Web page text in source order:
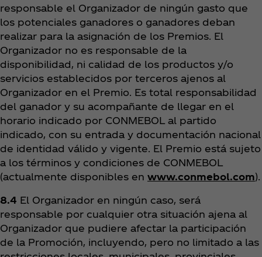
responsable el Organizador de ningún gasto que
los potenciales ganadores o ganadores deban
realizar para la asignación de los Premios. El
Organizador no es responsable de la
disponibilidad, ni calidad de los productos y/o
servicios establecidos por terceros ajenos al
Organizador en el Premio. Es total responsabilidad
del ganador y su acompañante de llegar en el
horario indicado por CONMEBOL al partido
indicado, con su entrada y documentación nacional
de identidad válido y vigente. El Premio está sujeto
a los términos y condiciones de CONMEBOL
(actualmente disponibles en www.conmebol.com).
8.4 El Organizador en ningún caso, será
responsable por cualquier otra situación ajena al
Organizador que pudiere afectar la participación
de la Promoción, incluyendo, pero no limitado a las